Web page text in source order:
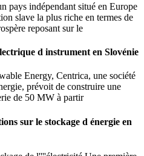
pays indépendant situé en Europe
slave la plus riche en termes de
reposant sur le
d instrument en Slovénie
Energy, Centrica, une société
prévoit de construire une
de 50 MW à partir
sur le stockage d énergie en